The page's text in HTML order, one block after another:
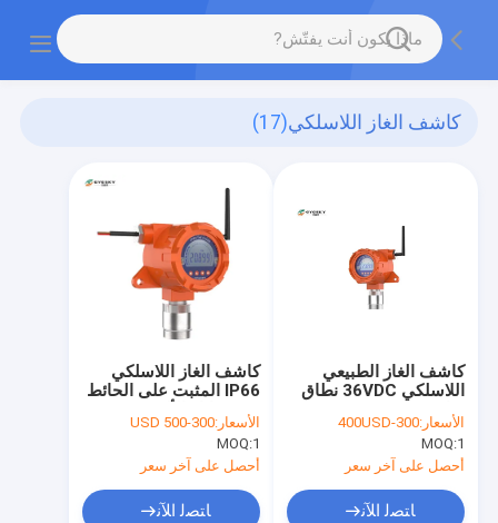
كاشف الغاز اللاسلكي(17)
كاشف الغاز اللاسلكي
IP66 المثبت على الحائط
من سبائك الألومنيوم
لمراقبة السلامة
الأسعار:300-500 USD
MOQ:1
أحصل على آخر سعر
ﺎﺘﺼﻟ ﺍﻶﻧ
كاشف الغاز الطبيعي
اللاسلكي 36VDC نطاق
قياس 100٪ VOL
الأسعار:300-400USD
MOQ:1
أحصل على آخر سعر
ﺎﺘﺼﻟ ﺍﻶﻧ